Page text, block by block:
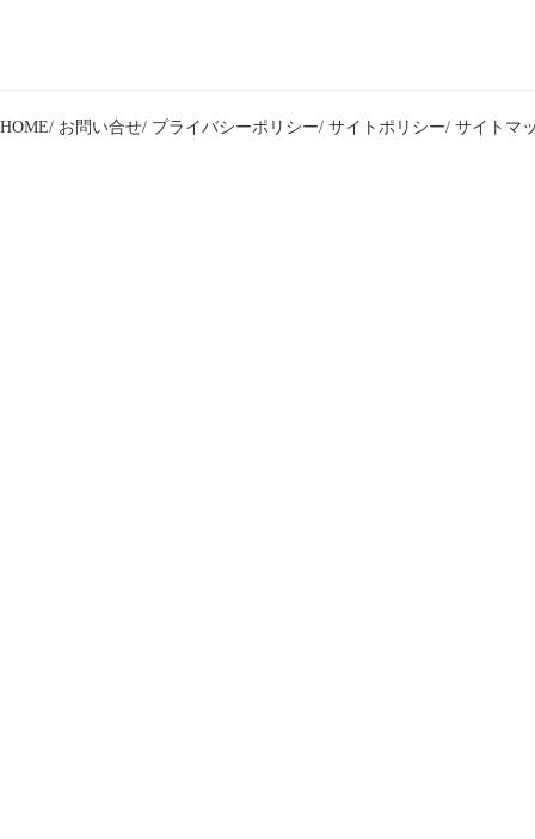
HOME/ お問い合せ/ プライバシーポリシー/ サイトポリシー/ サイトマ